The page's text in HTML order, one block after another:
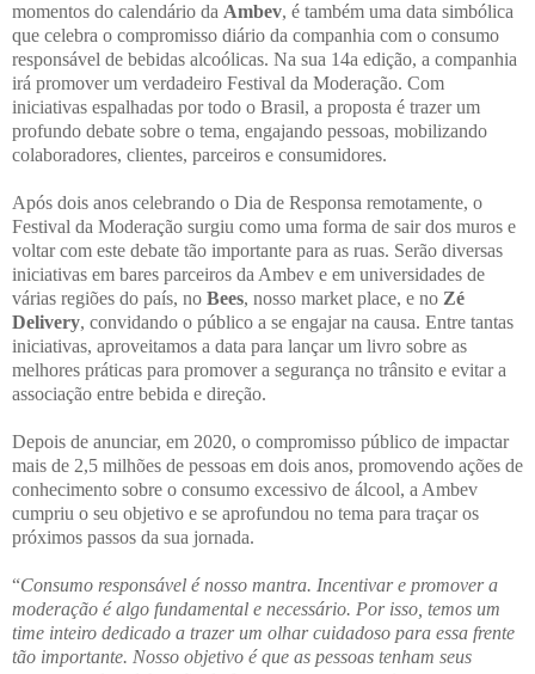
momentos do calendário da Ambev, é também uma data simbólica
que celebra o compromisso diário da companhia com o consumo
responsável de bebidas alcoólicas. Na sua 14a edição, a companhia
irá promover um verdadeiro Festival da Moderação. Com
iniciativas espalhadas por todo o Brasil, a proposta é trazer um
profundo debate sobre o tema, engajando pessoas, mobilizando
colaboradores, clientes, parceiros e consumidores.
Após dois anos celebrando o Dia de Responsa remotamente, o
Festival da Moderação surgiu como uma forma de sair dos muros e
voltar com este debate tão importante para as ruas. Serão diversas
iniciativas em bares parceiros da Ambev e em universidades de
várias regiões do país, no Bees, nosso market place, e no Zé
Delivery, convidando o público a se engajar na causa. Entre tantas
iniciativas, aproveitamos a data para lançar um livro sobre as
melhores práticas para promover a segurança no trânsito e evitar a
associação entre bebida e direção.
Depois de anunciar, em 2020, o compromisso público de impactar
mais de 2,5 milhões de pessoas em dois anos, promovendo ações de
conhecimento sobre o consumo excessivo de álcool, a Ambev
cumpriu o seu objetivo e se aprofundou no tema para traçar os
próximos passos da sua jornada.
“Consumo responsável é nosso mantra. Incentivar e promover a
moderação é algo fundamental e necessário. Por isso, temos um
time inteiro dedicado a trazer um olhar cuidadoso para essa frente
tão importante. Nosso objetivo é que as pessoas tenham seus